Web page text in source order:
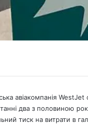
авіакомпанія
два з половиною
тиск на витрати в